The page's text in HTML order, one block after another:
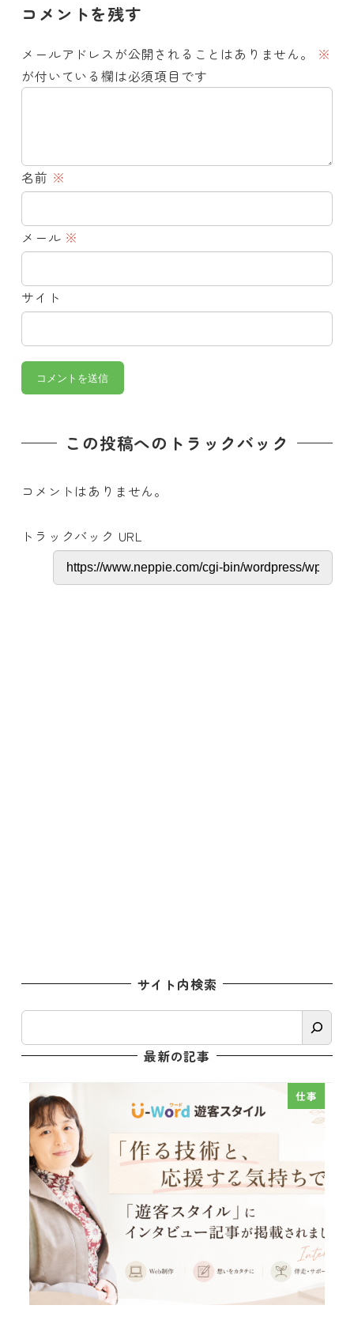
コメントを残す
メールアドレスが公開されることはありません。
※
が付いている欄は必須項目です
名前 ※
メール ※
サイト
この投稿へのトラックバック
コメントはありません。
トラックバック URL
サイト内検索
検
索
最新の記事
仕事